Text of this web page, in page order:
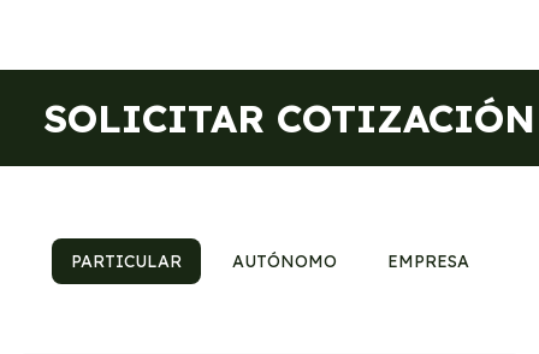
SOLICITAR COTIZACIÓN
PARTICULAR AUTÓNOMO EMPRESA